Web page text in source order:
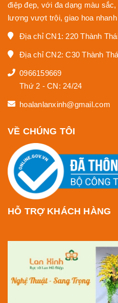
điệp đẹp, với đa dạng màu
lượng vượt trội, giao hoa
Địa chỉ CN1: 220 Thành
Địa chỉ CN2: C30 Thành
0966159669
Thứ 2 - CN: 24/24
hoalanlanxinh@gmail.com
VỀ CHÚNG TÔI
HỖ TRỢ KHÁCH HÀNG